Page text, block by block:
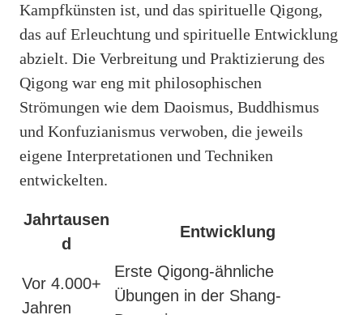
Kampfkünsten ist, und das spirituelle Qigong,
das auf Erleuchtung und spirituelle Entwicklung
abzielt. Die Verbreitung und Praktizierung des
Qigong war eng mit philosophischen
Strömungen wie dem Daoismus, Buddhismus
und Konfuzianismus verwoben, die jeweils
eigene Interpretationen und Techniken
entwickelten.
Jahrtausen
d
Entwicklung
Vor 4.000+
Jahren
Erste Qigong-ähnliche
Übungen in der Shang-